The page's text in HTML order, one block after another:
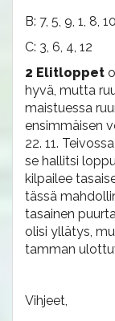
B: 7, 5, 9, 1, 8,
C: 3, 6, 4, 12
2 Elitloppet
hyvä, mutta
maistuessa
ensimmäisen
22. 11.
se hallitsi
kilpailee
tässä
tasainen
olisi yllätys,
tamman
Vihjeet,